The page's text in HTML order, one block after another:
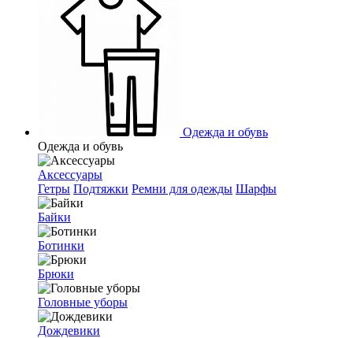
Одежда и обувь
Одежда и обувь
Аксессуары
Гетры Подтяжки Ремни для одежды Шарфы
Байки
Ботинки
Брюки
Головные уборы
Дождевики